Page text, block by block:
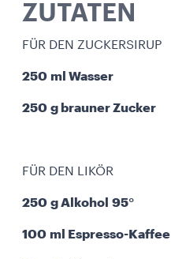
ZUTATEN
FÜR DEN ZUCKERSIRUP
250 ml Wasser
250 g brauner Zucker
FÜR DEN LIKÖR
250 g Alkohol 95°
100 ml Espresso-Kaffee